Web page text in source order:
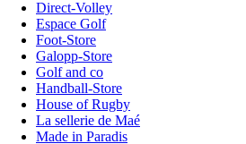
Direct-Volley
Espace Golf
Foot-Store
Galopp-Store
Golf and co
Handball-Store
House of Rugby
La sellerie de Maé
Made in Paradis